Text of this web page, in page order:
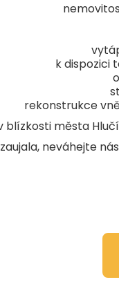
k dispozici
rekonstrukce
blízkosti města
neváhejte